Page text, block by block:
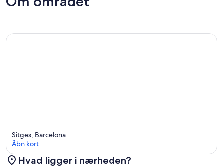
Sitges, Barcelona
Åbn kort
Hvad ligger i nærheden?